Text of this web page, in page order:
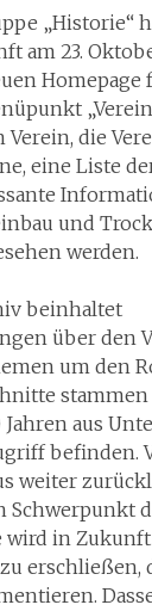
„Historie“
am 23.
Homepage
Verein, die
eine Liste
und
werden.
beinhaltet
über den
um den
aus
befinden.
weiter
Schwerpunkt
in Zukunft
erschließen,